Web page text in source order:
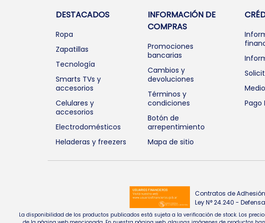
DESTACADOS
Ropa
Zapatillas
Tecnología
Smarts TVs y
accesorios
Celulares y
accesorios
Electrodomésticos
Heladeras y freezers
INFORMACIÓN DE
COMPRAS
Promociones
bancarias
Cambios y
devoluciones
Términos y
condiciones
Botón de
arrepentimiento
Mapa de sitio
Pago
Contratos de Adhesión
Ley N° 24.240 -
La disponibilidad de los productos publicados está sujeta a la verificación de stock. Los